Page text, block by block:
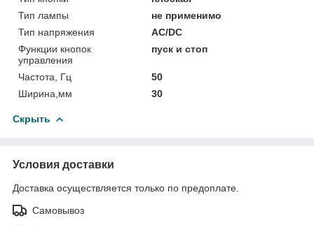
Тип лампы
не применимо
Тип напряжения
AC/DC
Функции кнопок
управления
пуск и стоп
Частота, Гц
50
Ширина,мм
30
Скрыть
Условия доставки
Доставка осуществляется только по предоплате.
Самовывоз